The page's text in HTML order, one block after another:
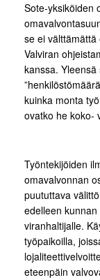
Sote-yksiköiden
se ei
Valviran
kanssa.
kuinka monta
ovatko he koko-
Työntekijöiden
omavalvonnan
puututtava
edelleen
viranhaltijalle.
työpaikoilla,
eteenpäin